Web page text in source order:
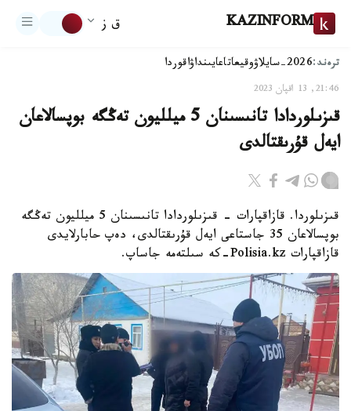
KAZINFORM ق ز
ترەند:2026-سايلاۋ وقيعاتاعايىنداۋاقوردا
21:46, 13 اقپان 2023
قىزىلوردادا تانىسىنان 5 ميلليون تەڭگە بوپسالاعان
ايەل قۇرىقتالدى
قىزىلوردا. قازاقپارات - قىزىلوردادا تانىسىنان 5 ميلليون تەڭگە
بوپسالاعان 35 جاستاعى ايەل قۇرىقتالدى، دەپ حابارلايدى
قازاقپارات Polisia.kz-كە سىلتەمە جاساپ.